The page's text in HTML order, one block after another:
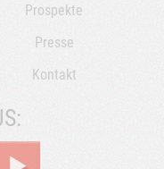
Prospekte
Presse
Kontakt